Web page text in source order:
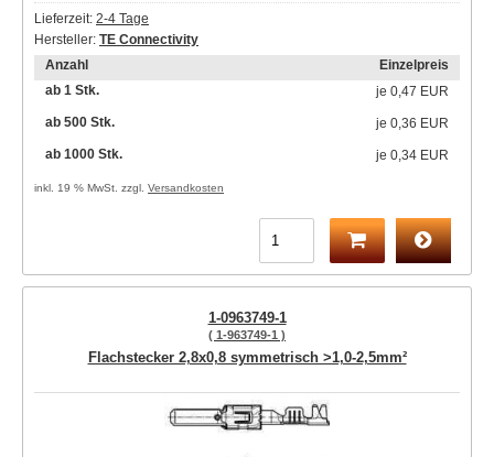
Lieferzeit: 2-4 Tage
Hersteller: TE Connectivity
Anzahl
Einzelpreis
ab 1 Stk.
je 0,47 EUR
ab 500 Stk.
je 0,36 EUR
ab 1000 Stk.
je 0,34 EUR
inkl. 19 % MwSt. zzgl. Versandkosten
1-0963749-1
( 1-963749-1 )
Flachstecker 2,8x0,8 symmetrisch >1,0-2,5mm²